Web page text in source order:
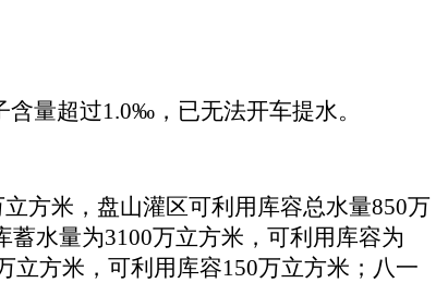
量超过1.0‰，已无法开车提水。
方米，盘山灌区可利用库容总水量850万
水量为3100万立方米，可利用库容为
立方米，可利用库容150万立方米；八一